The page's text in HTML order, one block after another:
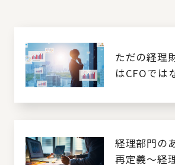
ただの経理
はCFOでは
経理部門の
再定義～経